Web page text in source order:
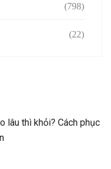
(798)
(22)
lâu thì khỏi? Cách phục